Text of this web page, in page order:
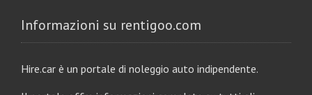
Informazioni su rentigoo.com
Hire.car è un portale di noleggio auto indipendente.